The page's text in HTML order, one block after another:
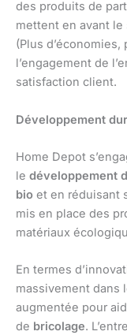
des produits de
mettent en avant le
(Plus
l’engagement de
satisfaction client.
Développement
Home Depot
le développement
bio et en réduisant
mis en place des
matériaux
En termes
massivement dans
augmentée pour
de bricolage.